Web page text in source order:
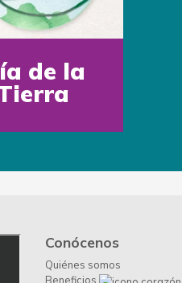
de la
Conócenos
Quiénes somos
Beneficios